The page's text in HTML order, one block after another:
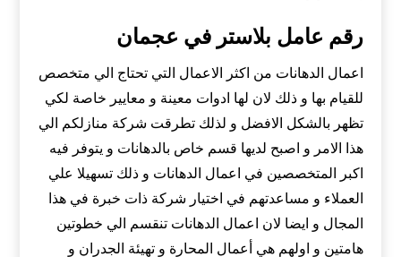
رقم عامل بلاستر في عجمان
اعمال الدهانات من اكثر الاعمال التي تحتاج الي متخصص
للقيام بها و ذلك لان لها ادوات معينة و معايير خاصة لكي
تظهر بالشكل الافضل و لذلك تطرقت شركة منازلكم الي
هذا الامر و اصبح لديها قسم خاص بالدهانات و يتوفر فيه
اكبر المتخصصين في اعمال الدهانات و ذلك تسهيلا علي
العملاء و مساعدتهم في اختيار شركة ذات خبرة في هذا
المجال و ايضا لان اعمال الدهانات تنقسم الي خطوتين
هامتين و اولهم هي أعمال المحارة و تهيئة الجدران و